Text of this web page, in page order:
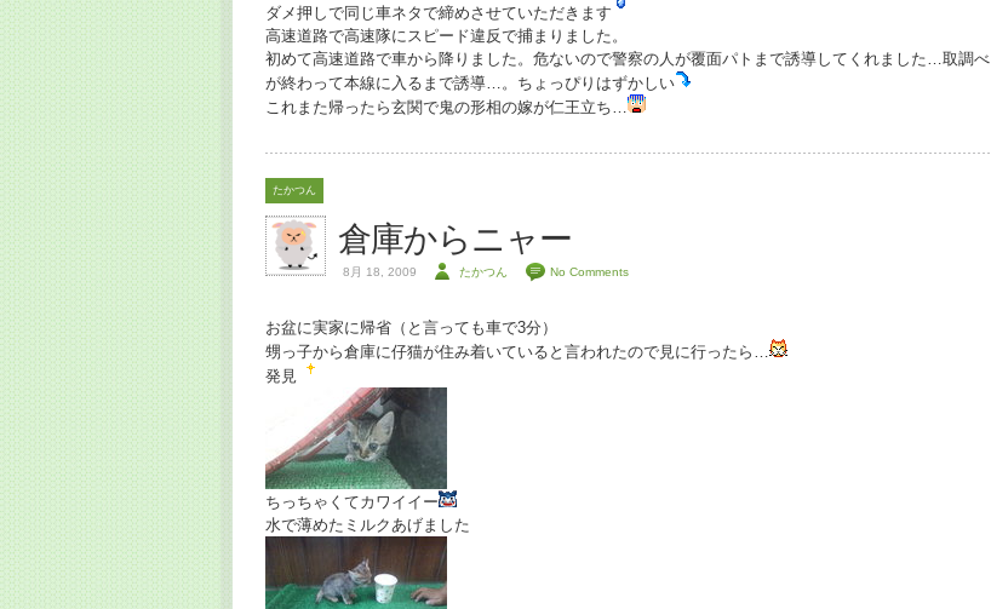
ダメ押しで同じ車ネタで締めさせていただきます
高速道路で高速隊にスピード違反で捕まりました。
初めて高速道路で車から降りました。危ないので警察の人が覆面パトまで誘導してくれました…取調べ
が終わって本線に入るまで誘導…。ちょっぴりはずかしい
これまた帰ったら玄関で鬼の形相の嫁が仁王立ち…
たかつん
倉庫からニャー
8月 18, 2009 たかつん No Comments
お盆に実家に帰省（と言っても車で3分）
甥っ子から倉庫に仔猫が住み着いていると言われたので見に行ったら…
発見
ちっちゃくてカワイイー
水で薄めたミルクあげました